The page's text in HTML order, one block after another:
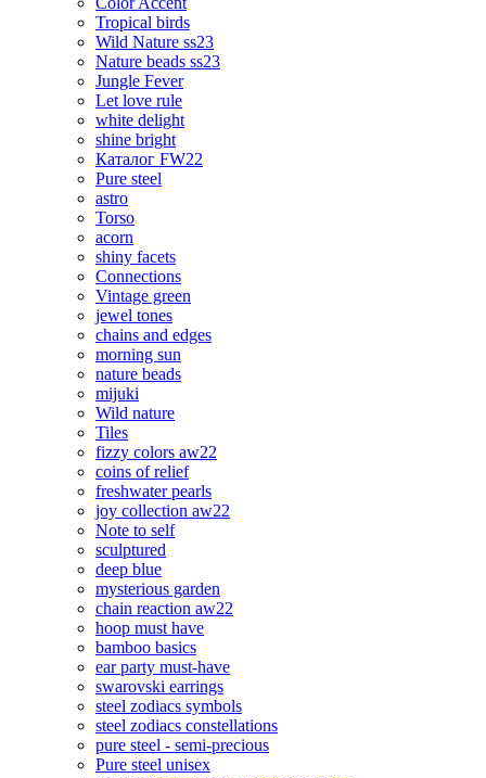
Tropical birds
Wild Nature ss23
Nature beads ss23
Jungle Fever
Let love rule
white delight
shine bright
Каталог FW22
Pure steel
astro
Torso
acorn
shiny facets
Connections
Vintage green
jewel tones
chains and edges
morning sun
nature beads
mijuki
Wild nature
Tiles
fizzy colors aw22
coins of relief
freshwater pearls
joy collection aw22
Note to self
sculptured
deep blue
mysterious garden
chain reaction aw22
hoop must have
bamboo basics
ear party must-have
swarovski earrings
steel zodiacs symbols
steel zodiacs constellations
pure steel - semi-precious
Pure steel unisex